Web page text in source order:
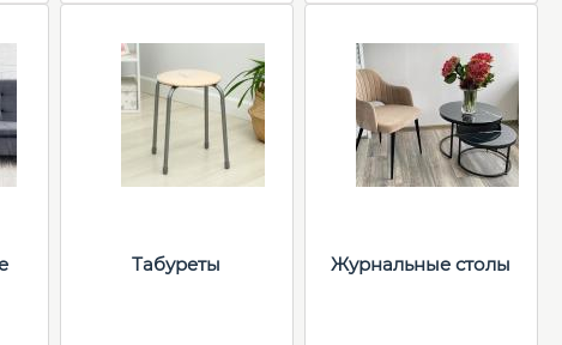
Табуреты Журнальные столы